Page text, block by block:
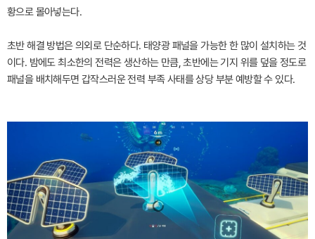
황으로 몰아넣는다.
초반 해결 방법은 의외로 단순하다. 태양광 패널을 가능한 한 많이 설치하는 것
이다. 밤에도 최소한의 전력은 생산하는 만큼, 초반에는 기지 위를 덮을 정도로
패널을 배치해두면 갑작스러운 전력 부족 사태를 상당 부분 예방할 수 있다.